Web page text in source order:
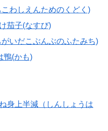
わしえんためのくどく)
茄子(なすび)
いだこぶんぶのふたみち)
鴨(かも)
身上半減（しんしょうは